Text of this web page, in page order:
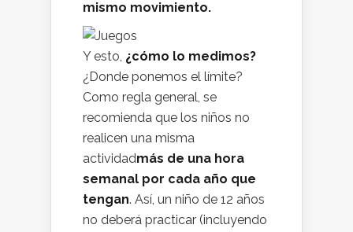
mismo movimiento.
Y esto, ¿cómo lo medimos?
¿Donde ponemos el límite?
Como regla general, se
recomienda que los niños no
realicen una misma
actividadmás de una hora
semanal por cada año que
tengan. Así, un niño de 12 años
no deberá practicar (incluyendo